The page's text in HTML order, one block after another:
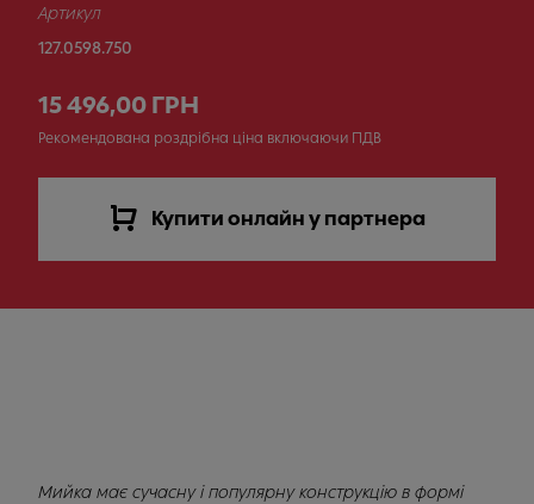
Артикул
127.0598.750
15 496,00 ГРН
Рекомендована роздрібна ціна включаючи ПДВ
Купити онлайн у партнера
Мийка має сучасну і популярну конструкцію в формі